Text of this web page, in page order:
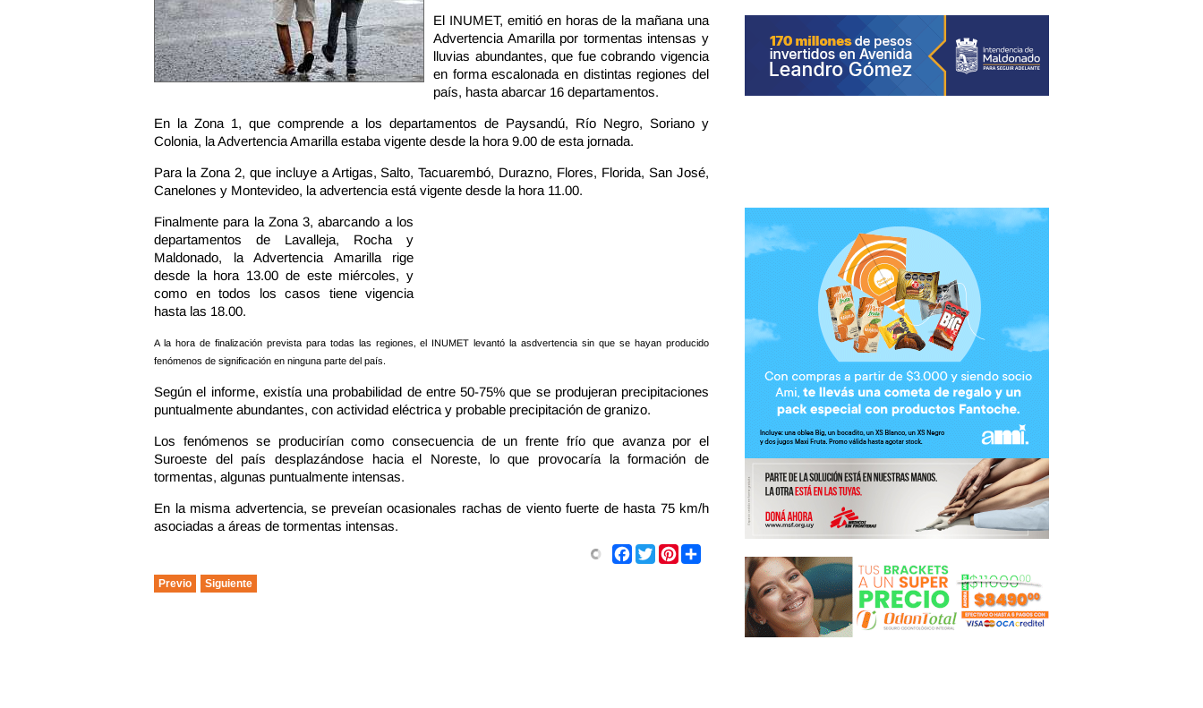
El INUMET, emitió en horas de la mañana una
Advertencia Amarilla por tormentas intensas y
lluvias abundantes, que fue cobrando vigencia
en forma escalonada en distintas regiones del
país, hasta abarcar 16 departamentos.
En la Zona 1, que comprende a los departamentos de Paysandú, Río Negro, Soriano y
Colonia, la Advertencia Amarilla estaba vigente desde la hora 9.00 de esta jornada.
Para la Zona 2, que incluye a Artigas, Salto, Tacuarembó, Durazno, Flores, Florida, San José,
Canelones y Montevideo, la advertencia está vigente desde la hora 11.00.
Finalmente para la Zona 3, abarcando a los
departamentos de Lavalleja, Rocha y
Maldonado, la Advertencia Amarilla rige
desde la hora 13.00 de este miércoles, y
como en todos los casos tiene vigencia
hasta las 18.00.
A la hora de finalización prevista para todas las regiones, el INUMET levantó la asdvertencia sin que se hayan producido
fenómenos de significación en ninguna parte del país.
Según el informe, existía una probabilidad de entre 50-75% que se produjeran precipitaciones
puntualmente abundantes, con actividad eléctrica y probable precipitación de granizo.
Los fenómenos se producirían como consecuencia de un frente frío que avanza por el
Suroeste del país desplazándose hacia el Noreste, lo que provocaría la formación de
tormentas, algunas puntualmente intensas.
En la misma advertencia, se preveían ocasionales rachas de viento fuerte de hasta 75 km/h
asociadas a áreas de tormentas intensas.
Facebook
TwitterPinterest
Previo Siguiente